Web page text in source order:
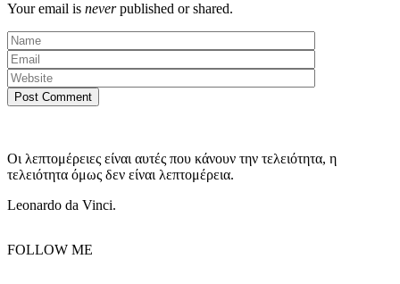
Your email is neverpublished or shared.
Post Comment
Οι λεπτομέρειες είναι αυτές που κάνουν την τελειότητα, η
τελειότητα όμως δεν είναι λεπτομέρεια.
Leonardo da Vinci.
FOLLOW ME